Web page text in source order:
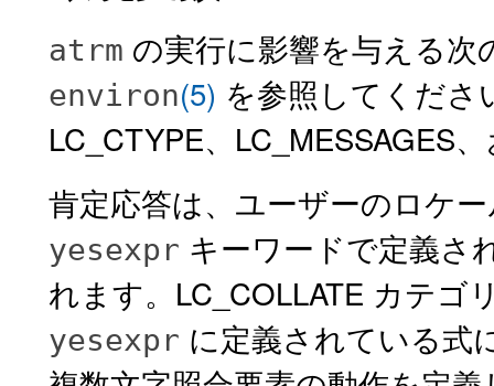
atrm の実行に影響を与える
environ(5) を参照してくださ
LC_CTYPE、LC_MESSAGES
肯定応答は、ユーザーのロケ
yesexpr キーワードで定義さ
れます。LC_COLLATE カテ
yesexpr に定義されている式